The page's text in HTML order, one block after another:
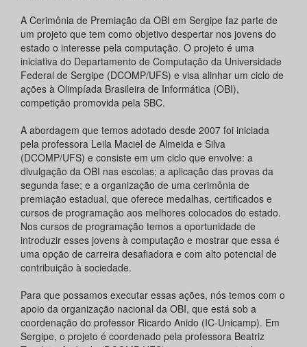
A Cerimônia de Premiação da OBI em Sergipe faz parte de
um projeto que tem como objetivo despertar nos jovens do
estado o interesse pela computação. O projeto é uma
iniciativa do Departamento de Computação da Universidade
Federal de Sergipe (DCOMP/UFS) e visa alinhar um ciclo de
ações à Olimpíada Brasileira de Informática (OBI),
competição promovida pela SBC.
A abordagem que temos adotado desde 2007 foi iniciada
pela professora Leila Maciel de Almeida e Silva
(DCOMP/UFS) e consiste em um ciclo que envolve: a
divulgação da OBI nas escolas; a aplicação das provas da
segunda fase; e a organização de uma cerimônia de
premiação estadual, que oferece medalhas, certificados e
cursos de programação aos melhores colocados do estado.
Nos cursos de programação temos a oportunidade de
introduzir esses jovens à computação e mostrar que essa é
uma opção de carreira desafiadora e com alto potencial de
contribuição à sociedade.
Para que possamos executar essas ações, nós temos com o
apoio da organização nacional da OBI, que está sob a
coordenação do professor Ricardo Anido (IC-Unicamp). Em
Sergipe, o projeto é coordenado pela professora Beatriz